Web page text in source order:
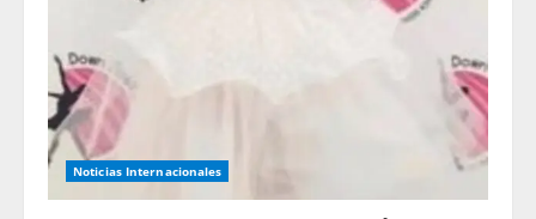
Noticias Internacionales